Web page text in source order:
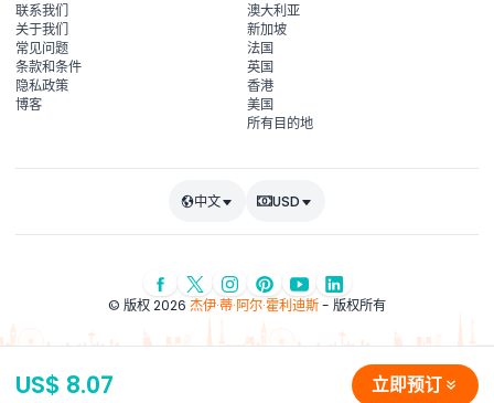
US$ 8.07 立即预订
联系我们
关于我们
常见问题
条款和条件
隐私政策
博客
澳大利亚
新加坡
法国
英国
香港
美国
所有目的地
中文 USD
© 版权 2026 杰伊·蒂·阿尔·霍利迪斯- 版权所有